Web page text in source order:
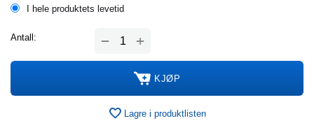
I hele produktets levetid
Antall: +
−
KJØP
Lagre i produktlisten